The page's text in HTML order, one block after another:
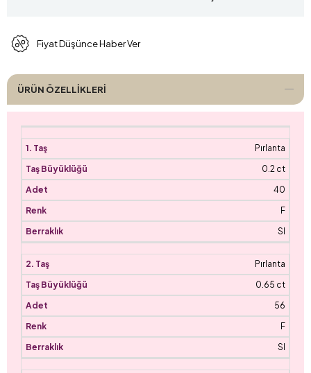
Fiyat Düşünce Haber Ver
ÜRÜN ÖZELLIKLERI
Pırlanta
0.2 ct
40
F
SI
Pırlanta
0.65 ct
56
F
SI